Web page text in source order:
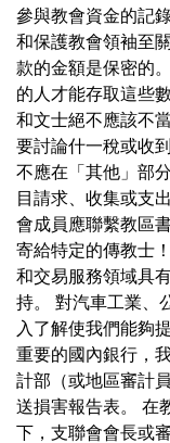
參與教會資金的記
和保護教會領袖至
款的金額是保密的
的人才能存取這些
和文士絕不應該不
要討論什一稅或收
不應在「其他」部
目請求、收集或支
會成員應聯繫教區
寄給特定的傳教士
和交易服務領域具
持。 對汽車工業、
入了解使我們能夠
重要的國內銀行，
計部（或地區審計
送損害報告表。 在
下，支聯會會長或